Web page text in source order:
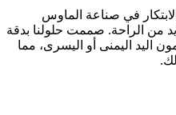
الخبرة والابتكار في صناعة الماوس
من الراحة. صممت حلولنا بدقة
اليد اليمنى أو اليسرى، مما